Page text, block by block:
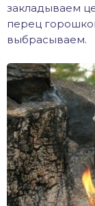
закладываем
перец
выбрасываем.